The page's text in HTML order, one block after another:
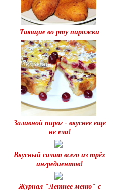
Тающие во рту пирожки
Заливной пирог - вкуснее еще
не ела!
Вкусный салат всего из трёх
ингредиентов!
Журнал "Летнее меню" с